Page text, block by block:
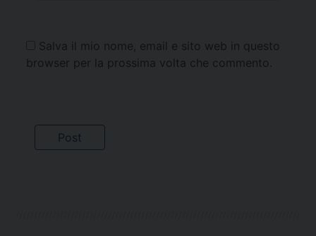
Salva il mio nome, email e sito web in questo
browser per la prossima volta che commento.